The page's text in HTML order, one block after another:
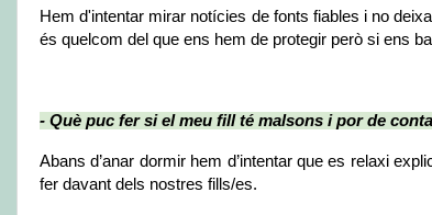
Hem d'intentar mirar notícies de fonts fiables i no
és quelcom del que ens hem de protegir però si ens
- Què puc fer si el meu fill té malsons i por de
Abans d’anar dormir hem d’intentar que es relaxi
fer davant dels nostres fills/es.